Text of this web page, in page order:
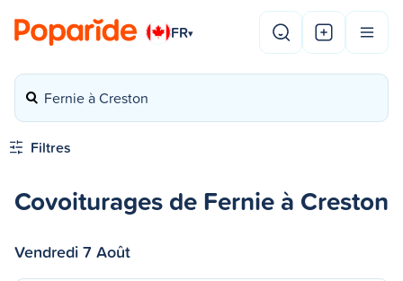
FR▾
Fernie à Creston
Filtres
Covoiturages de Fernie à Creston
Vendredi 7 Août